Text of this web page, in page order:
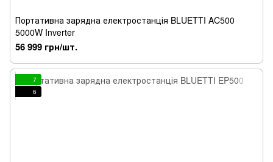
Портативна зарядна електростанція BLUETTI AC500
5000W Inverter
56 999 грн/шт.
7
6